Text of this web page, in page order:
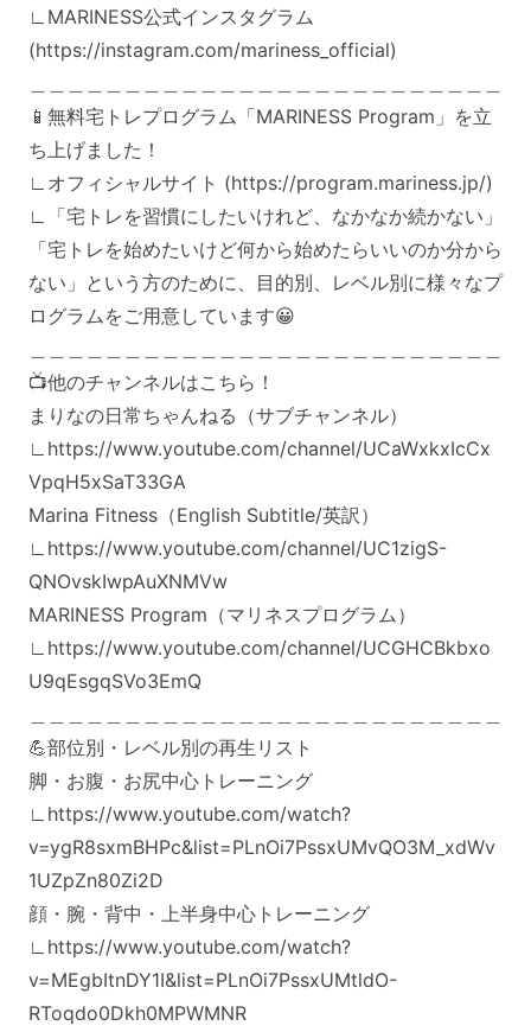
∟MARINESS公式インスタグラム
(https://instagram.com/mariness_official)
📱無料宅トレプログラム「MARINESS Program」を立
ち上げました！
∟オフィシャルサイト (https://program.mariness.jp/)
∟「宅トレを習慣にしたいけれど、なかなか続かない」
「宅トレを始めたいけど何から始めたらいいのか分から
ない」という方のために、目的別、レベル別に様々なプ
ログラムをご用意しています😀
📺他のチャンネルはこちら！
まりなの日常ちゃんねる（サブチャンネル）
∟https://www.youtube.com/channel/UCaWxkxIcCx
VpqH5xSaT33GA
Marina Fitness（English Subtitle/英訳）
∟https://www.youtube.com/channel/UC1zigS-
QNOvskIwpAuXNMVw
MARINESS Program（マリネスプログラム）
∟https://www.youtube.com/channel/UCGHCBkbxo
U9qEsgqSVo3EmQ
💪部位別・レベル別の再生リスト
脚・お腹・お尻中心トレーニング
∟https://www.youtube.com/watch?
v=ygR8sxmBHPc&list=PLnOi7PssxUMvQO3M_xdWv
1UZpZn80Zi2D
顔・腕・背中・上半身中心トレーニング
∟https://www.youtube.com/watch?
v=MEgbItnDY1I&list=PLnOi7PssxUMtldO-
RToqdo0Dkh0MPWMNR